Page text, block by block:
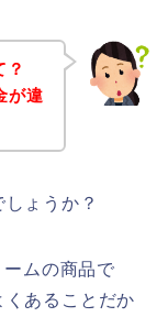
？
が違
ょうか？
ムの商品で
くあることだか